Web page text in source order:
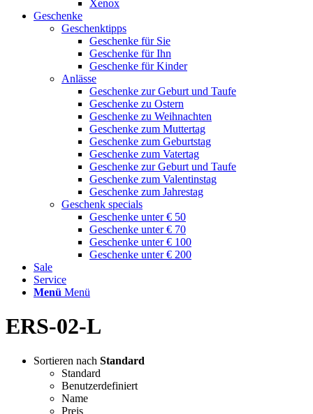
Xenox
Geschenke
Geschenktipps
Geschenke für Sie
Geschenke für Ihn
Geschenke für Kinder
Anlässe
Geschenke zur Geburt und Taufe
Geschenke zu Ostern
Geschenke zu Weihnachten
Geschenke zum Muttertag
Geschenke zum Geburtstag
Geschenke zum Vatertag
Geschenke zur Geburt und Taufe
Geschenke zum Valentinstag
Geschenke zum Jahrestag
Geschenk specials
Geschenke unter € 50
Geschenke unter € 70
Geschenke unter € 100
Geschenke unter € 200
Sale
Service
Menü Menü
ERS-02-L
Sortieren nach Standard
Standard
Benutzerdefiniert
Name
Preis